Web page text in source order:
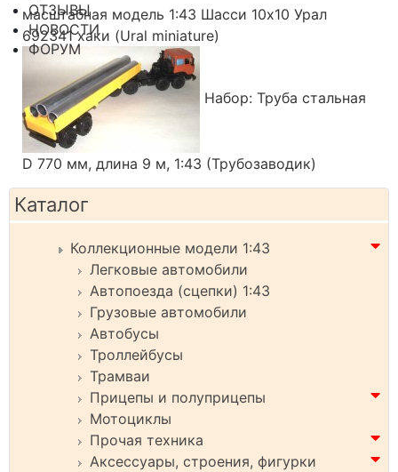
ОТЗЫВЫ
НОВОСТИ
ФОРУМ
масштабная модель 1:43 Шасси 10х10 Урал
692341 хаки (Ural miniature)
Набор: Труба стальная
D 770 мм, длина 9 м, 1:43 (Трубозаводик)
Каталог
Коллекционные модели 1:43
Легковые автомобили
Автопоезда (сцепки) 1:43
Грузовые автомобили
Автобусы
Троллейбусы
Трамваи
Прицепы и полуприцепы
Мотоциклы
Прочая техника
Аксессуары, строения, фигурки